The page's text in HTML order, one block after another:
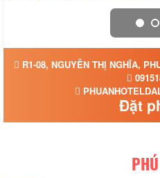
R1-08, NGUYỄN THỊ NGHĨA,
Đặt